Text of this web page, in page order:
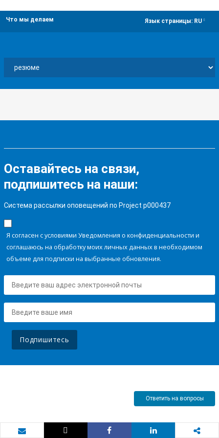
Что мы делаем Язык страницы: RU
Оставайтесь на связи,
подпишитесь на наши:
Система рассылки оповещений по Project p000437
Я согласен с условиями Уведомления о конфиденциальности и
соглашаюсь на обработку моих личных данных в необходимом
объеме для подписки на выбранные обновления.
Подпишитесь
Ответить на вопросы